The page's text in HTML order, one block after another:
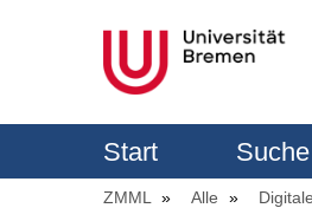
Start Suche
ZMML Alle